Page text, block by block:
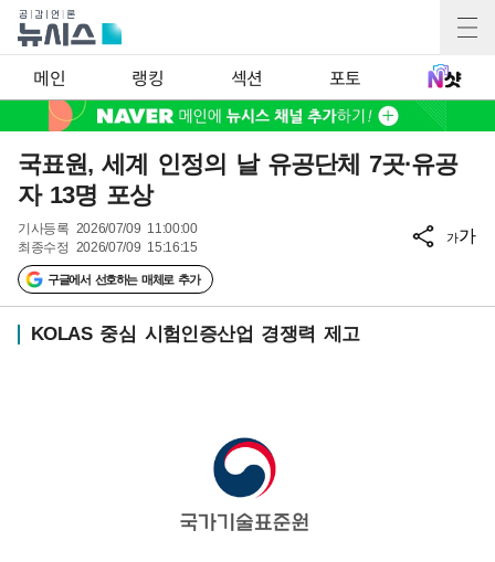
메인 랭킹 섹션 포토
국표원, 세계 인정의 날 유공단체 7곳·유공
자 13명 포상
기사등록 2026/07/09 11:00:00
최종수정 2026/07/09 15:16:15
구글에서 선호하는 매체로 추가
가가
KOLAS 중심 시험인증산업 경쟁력 제고